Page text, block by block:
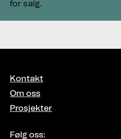
for salg.
Kontakt
Om oss
Prosjekter
Følg oss: